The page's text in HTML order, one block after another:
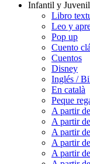
Infantil y Juvenil
Libro
Leo y
Pop up
Cuento
Cuentos
Disney
Inglés /
En català
Peque
A partir
A partir
A partir
A partir
A partir